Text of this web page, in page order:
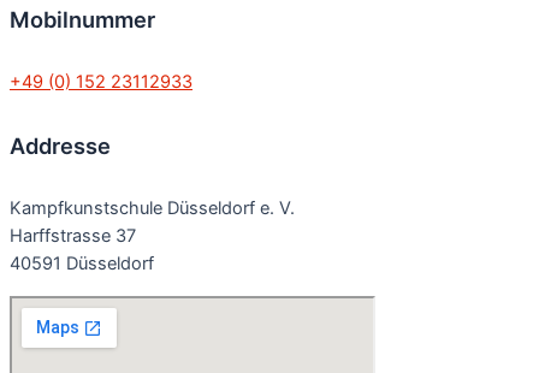
Mobilnummer
+49 (0) 152 23112933
Addresse
Kampfkunstschule Düsseldorf e. V.
Harffstrasse 37
40591 Düsseldorf